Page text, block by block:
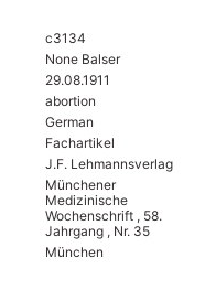
c3134
None Balser
29.08.1911
abortion
German
Fachartikel
J.F. Lehmannsverlag
Münchener
Medizinische
Wochenschrift , 58.
Jahrgang , Nr. 35
München